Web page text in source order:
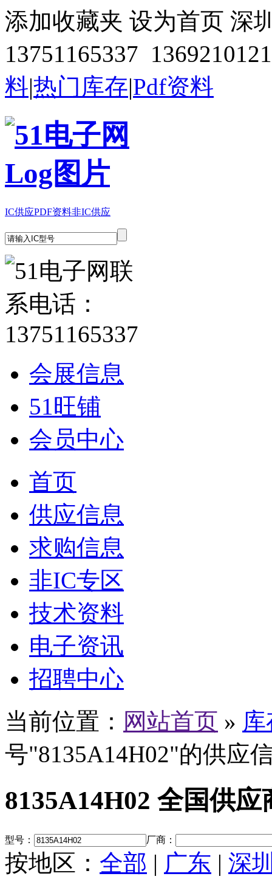
添加收藏夹 设为首页 深
13751165337
料|热门库存|Pdf资料
IC供应PDF资料非IC供应
会展信息
51旺铺
会员中心
首页
供应信息
求购信息
非IC专区
技术资料
电子资讯
招聘中心
当前位置： 网站首页 »
号"8135A14H02"的供应
8135A14H02 全国供
型号： 厂商：
按地区： 全部 | 广东 | 深